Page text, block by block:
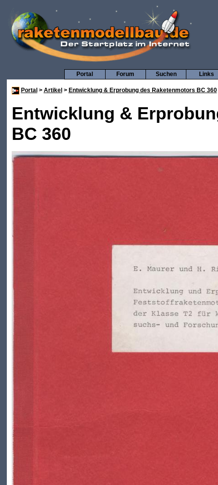
Links
Suchen
Forum
Portal
Portal > Artikel > Entwicklung & Erprobung des Raketenmotors BC 360
Entwicklung &
BC 360